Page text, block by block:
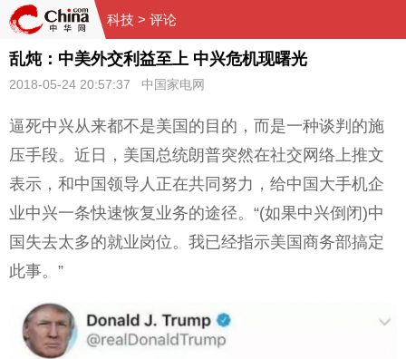
科技 > 评论
乱炖：中美外交利益至上 中兴危机现曙光
2018-05-24 20:57:37 中国家电网
逼死中兴从来都不是美国的目的，而是一种谈判的施
压手段。近日，美国总统朗普突然在社交网络上推文
表示，和中国领导人正在共同努力，给中国大手机企
业中兴一条快速恢复业务的途径。“(如果中兴倒闭)中
国失去太多的就业岗位。我已经指示美国商务部搞定
此事。”